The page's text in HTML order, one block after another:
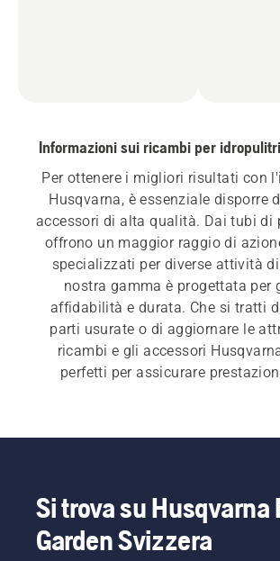
Informazioni sui ricambi per
Per ottenere i migliori risultati con
Husqvarna, è essenziale disporre
accessori di alta qualità. Dai tubi di
offrono un maggior raggio di
specializzati per diverse attività
nostra gamma è progettata per
affidabilità e durata. Che si tratti
parti usurate o di aggiornare le
ricambi e gli accessori
perfetti per assicurare
Si trova su Husqvarna
Garden Svizzera